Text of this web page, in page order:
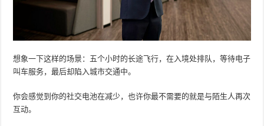
想象一下这样的场景：五个小时的长途飞行，在入境处排队，等待电子
叫车服务，最后却陷入城市交通中。
你会感觉到你的社交电池在减少，也许你最不需要的就是与陌生人再次
互动。